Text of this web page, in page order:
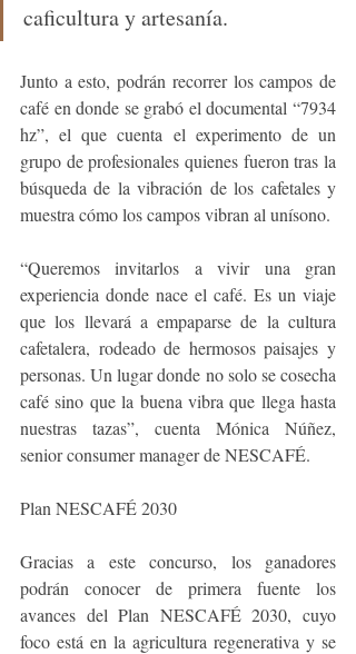
caficultura y artesanía.
Junto a esto, podrán recorrer los campos de
café en donde se grabó el documental “7934
hz”, el que cuenta el experimento de un
grupo de profesionales quienes fueron tras la
búsqueda de la vibración de los cafetales y
muestra cómo los campos vibran al unísono.
“Queremos invitarlos a vivir una gran
experiencia donde nace el café. Es un viaje
que los llevará a empaparse de la cultura
cafetalera, rodeado de hermosos paisajes y
personas. Un lugar donde no solo se cosecha
café sino que la buena vibra que llega hasta
nuestras tazas”, cuenta Mónica Núñez,
senior consumer manager de NESCAFÉ.
Plan NESCAFÉ 2030
Gracias a este concurso, los ganadores
podrán conocer de primera fuente los
avances del Plan NESCAFÉ 2030, cuyo
foco está en la agricultura regenerativa y se